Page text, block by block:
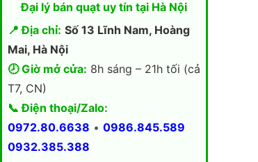
Đại lý bán quạt uy tín tại Hà Nội
📍 Địa chỉ: Số 13 Lĩnh Nam, Hoàng
Mai, Hà Nội
🕗 Giờ mở cửa: 8h sáng – 21h tối (cả
T7, CN)
📞 Điện thoại/Zalo:
0972.80.6638 • 0986.845.589
0932.385.388